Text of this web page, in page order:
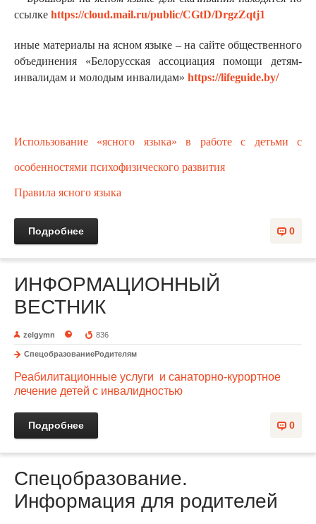
ссылке https://cloud.mail.ru/public/CGtD/DrgzZqtj1
иные материалы на ясном языке – на сайте общественного
объединения «Белорусская ассоциация помощи детям-
инвалидам и молодым инвалидам» https://lifeguide.by/
Использование «ясного языка» в работе с детьми с
особенностями психофизического развития
Правила ясного языка
0
Подробнее
ИНФОРМАЦИОННЫЙ
ВЕСТНИК
zelgymn 836
СпецобразованиеРодителям
Реабилитационные услуги и санаторно-курортное
лечение детей с инвалидностью
0
Подробнее
Спецобразование.
Информация для родителей